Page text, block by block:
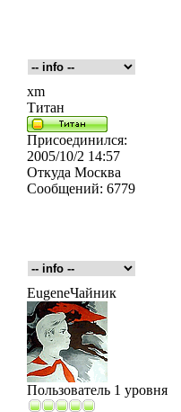
xm
Титан
Присоединился:
2005/10/2 14:57
Откуда Москва
Сообщений: 6779
EugeneЧайник
Пользователь 1 уровня